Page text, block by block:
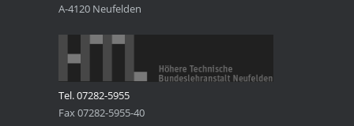
A-4120 Neufelden
Tel. 07282-5955
Fax 07282-5955-40